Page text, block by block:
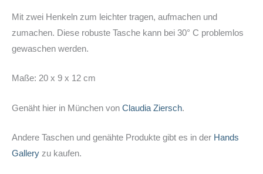
Mit zwei Henkeln zum leichter tragen, aufmachen und
zumachen. Diese robuste Tasche kann bei 30° C problemlos
gewaschen werden.
Maße: 20 x 9 x 12 cm
Genäht hier in München von Claudia Ziersch.
Andere Taschen und genähte Produkte gibt es in der Hands
Gallery zu kaufen.